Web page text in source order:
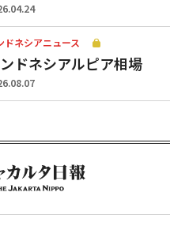
ドネシアニュース
ドネシアルピア相場